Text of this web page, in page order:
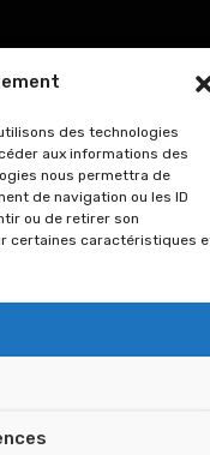
des technologies
aux informations des
nous permettra de
de navigation ou les ID
ou de retirer son
certaines caractéristiques